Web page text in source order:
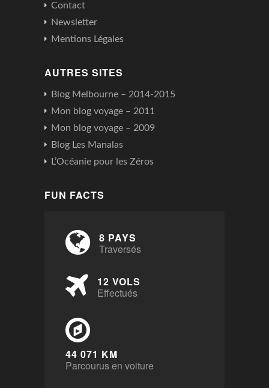
Contact
Newsletter
Mentions Légales
AUTRES SITES
Blog Melbourne – 2014-2015
Mon blog voyage – 2011
Mon blog voyage – 2009
Blog Les Manalas
L’Océanie pour les Zéros
FUN FACTS
8 PAYS
Traversés
12 VOLS
Effectués
44 071 KM
Parcourus en voiture